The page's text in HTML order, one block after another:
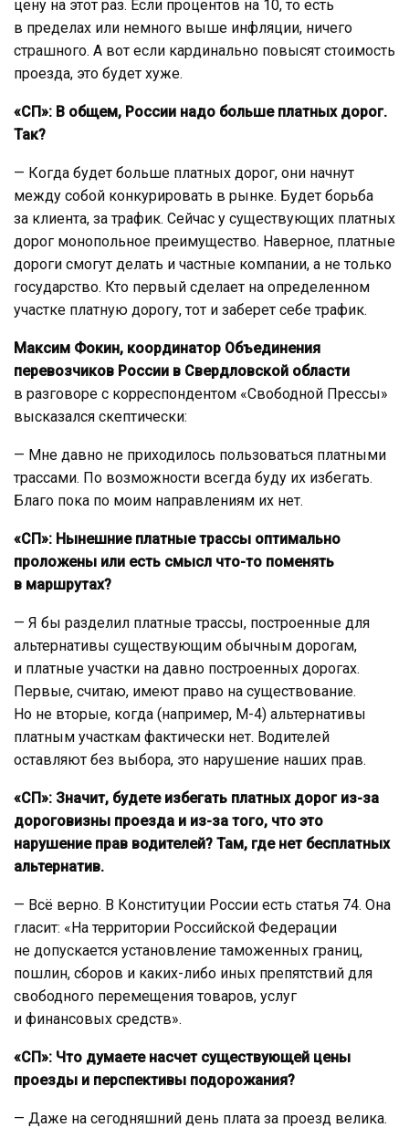
цену на этот раз. Если процентов на 10, то есть
в пределах или немного выше инфляции, ничего
страшного. А вот если кардинально повысят стоимость
проезда, это будет хуже.
«СП»: В общем, России надо больше платных дорог.
Так?
— Когда будет больше платных дорог, они начнут
между собой конкурировать в рынке. Будет борьба
за клиента, за трафик. Сейчас у существующих платных
дорог монопольное преимущество. Наверное, платные
дороги смогут делать и частные компании, а не только
государство. Кто первый сделает на определенном
участке платную дорогу, тот и заберет себе трафик.
Максим Фокин, координатор Объединения
перевозчиков России в Свердловской области
в разговоре с корреспондентом «Свободной Прессы»
высказался скептически:
— Мне давно не приходилось пользоваться платными
трассами. По возможности всегда буду их избегать.
Благо пока по моим направлениям их нет.
«СП»: Нынешние платные трассы оптимально
проложены или есть смысл что-то поменять
в маршрутах?
— Я бы разделил платные трассы, построенные для
альтернативы существующим обычным дорогам,
и платные участки на давно построенных дорогах.
Первые, считаю, имеют право на существование.
Но не вторые, когда (например, М-4) альтернативы
платным участкам фактически нет. Водителей
оставляют без выбора, это нарушение наших прав.
«СП»: Значит, будете избегать платных дорог из-за
дороговизны проезда и из-за того, что это
нарушение прав водителей? Там, где нет бесплатных
альтернатив.
— Всё верно. В Конституции России есть статья 74. Она
гласит: «На территории Российской Федерации
не допускается установление таможенных границ,
пошлин, сборов и каких-либо иных препятствий для
свободного перемещения товаров, услуг
и финансовых средств».
«СП»: Что думаете насчет существующей цены
проезды и перспективы подорожания?
— Даже на сегодняшний день плата за проезд велика.